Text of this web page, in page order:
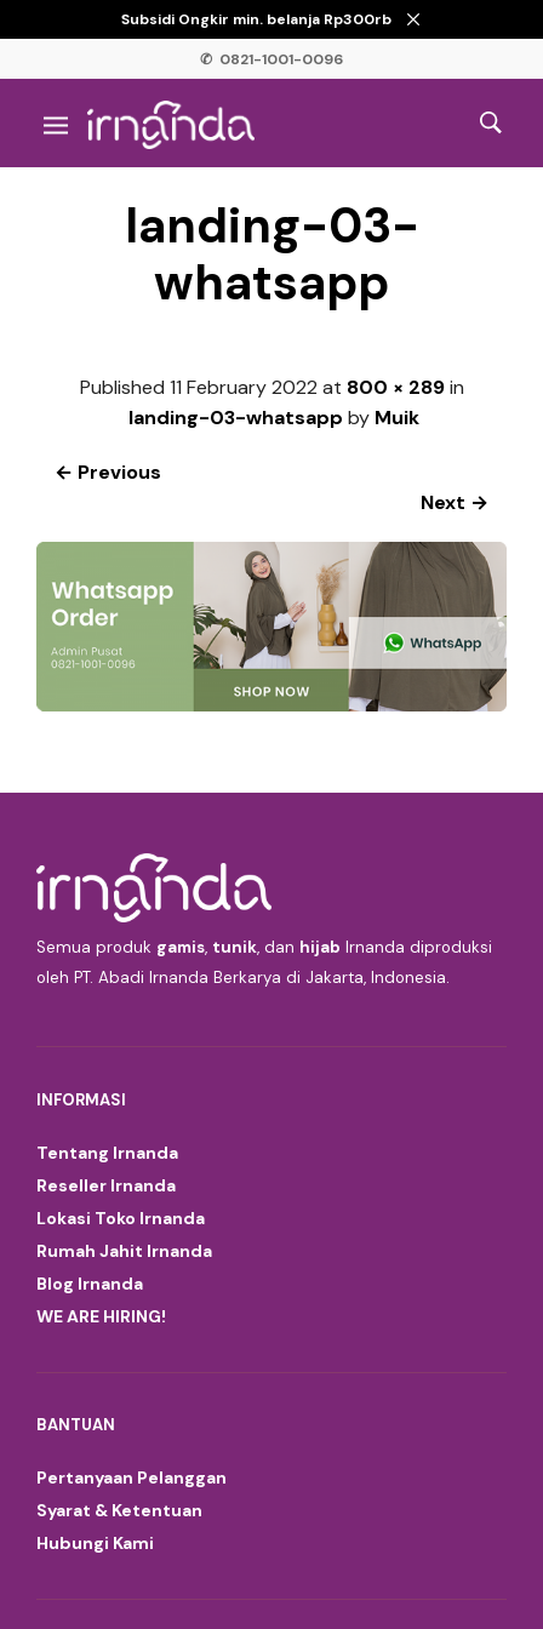
Subsidi Ongkir min. belanja Rp300rb
✆ 0821-1001-0096
landing-03-
whatsapp
Published 11 February 2022 at 800 × 289in
landing-03-whatsapp by Muik
← Previous
Next →
Semua produk gamis, tunik, dan hijab Irnanda diproduksi
oleh PT. Abadi Irnanda Berkarya di Jakarta, Indonesia.
INFORMASI
Tentang Irnanda
Reseller Irnanda
Lokasi Toko Irnanda
Rumah Jahit Irnanda
Blog Irnanda
WE ARE HIRING!
BANTUAN
Pertanyaan Pelanggan
Syarat & Ketentuan
Hubungi Kami